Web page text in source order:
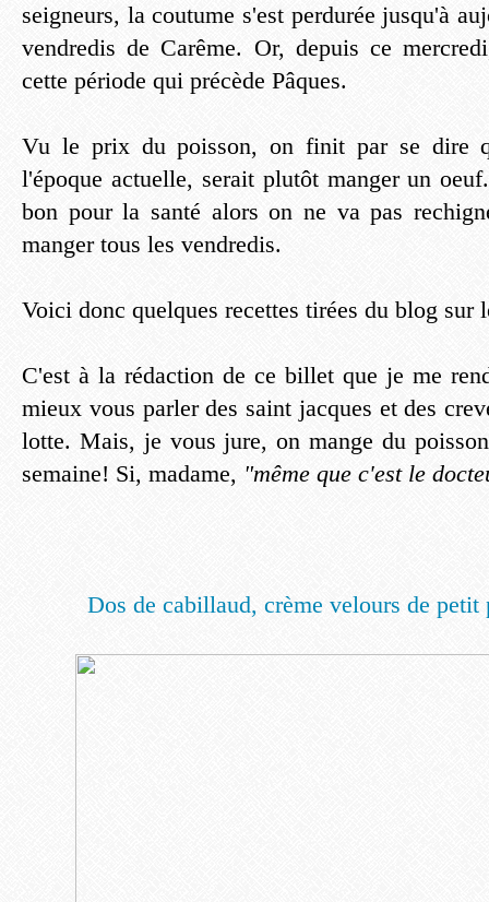
seigneurs, la coutume s'est perdurée jusqu'à
vendredis de Carême. Or, depuis ce
cette période qui précède Pâques.
Vu le prix du poisson, on finit par se dire
l'époque actuelle, serait plutôt manger un
bon pour la santé alors on ne va pas
manger tous les vendredis.
Voici donc quelques recettes tirées du blog sur
C'est à la rédaction de ce billet que je me
mieux vous parler des saint jacques et des
lotte. Mais, je vous jure, on mange du
semaine! Si, madame, "même que c'est le
Dos de cabillaud, crème velours de petit